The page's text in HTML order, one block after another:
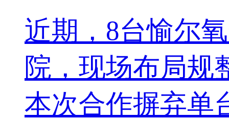
近期，8台愉尔
院，现场布局规
本次合作摒弃单